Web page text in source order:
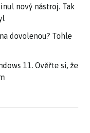
nový nástroj. Tak
dovolenou? Tohle
11. Ověřte si, že